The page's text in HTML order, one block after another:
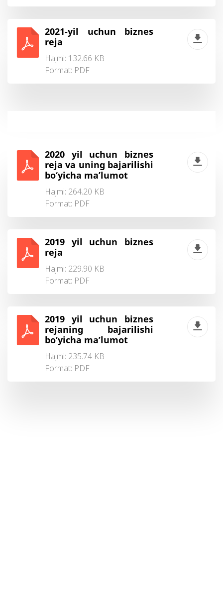
2021-yil uchun biznes
reja
Hajmi: 132.66 KB
Format: PDF
2020 yil uchun biznes
reja va uning bajarilishi
bo‘yicha ma’lumot
Hajmi: 264.20 KB
Format: PDF
2019 yil uchun biznes
reja
Hajmi: 229.90 KB
Format: PDF
2019 yil uchun biznes
rejaning bajarilishi
bo‘yicha ma’lumot
Hajmi: 235.74 KB
Format: PDF